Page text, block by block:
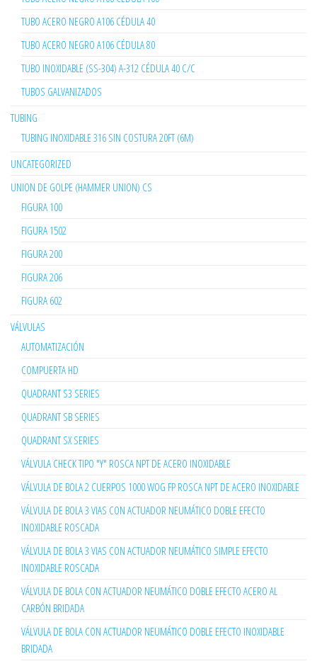
TUBO ACERO NEGRO A106 CÉDULA 40
TUBO ACERO NEGRO A106 CÉDULA 80
TUBO INOXIDABLE (SS-304) A-312 CÉDULA 40 C/C
TUBOS GALVANIZADOS
TUBING
TUBING INOXIDABLE 316 SIN COSTURA 20FT (6M)
UNCATEGORIZED
UNION DE GOLPE (HAMMER UNION) CS
FIGURA 100
FIGURA 1502
FIGURA 200
FIGURA 206
FIGURA 602
VÁLVULAS
AUTOMATIZACIÓN
COMPUERTA HD
QUADRANT S3 SERIES
QUADRANT SB SERIES
QUADRANT SX SERIES
VÁLVULA CHECK TIPO "Y" ROSCA NPT DE ACERO INOXIDABLE
VÁLVULA DE BOLA 2 CUERPOS 1000 WOG FP ROSCA NPT DE ACERO INOXIDABLE
VÁLVULA DE BOLA 3 VIAS CON ACTUADOR NEUMÁTICO DOBLE EFECTO
INOXIDABLE ROSCADA
VÁLVULA DE BOLA 3 VIAS CON ACTUADOR NEUMÁTICO SIMPLE EFECTO
INOXIDABLE ROSCADA
VÁLVULA DE BOLA CON ACTUADOR NEUMÁTICO DOBLE EFECTO ACERO AL
CARBÓN BRIDADA
VÁLVULA DE BOLA CON ACTUADOR NEUMÁTICO DOBLE EFECTO INOXIDABLE
BRIDADA